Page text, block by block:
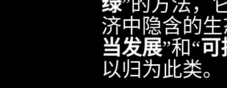
绿”的方法，
济中隐含的
当发展”和“可
以归为此类。